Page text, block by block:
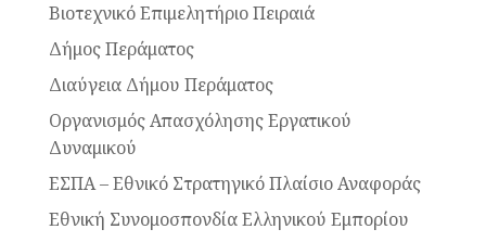
Βιοτεχνικό Επιμελητήριο Πειραιά
Δήμος Περάματος
Διαύγεια Δήμου Περάματος
Οργανισμός Απασχόλησης Εργατικού
Δυναμικού
ΕΣΠΑ – Εθνικό Στρατηγικό Πλαίσιο Αναφοράς
Εθνική Συνομοσπονδία Ελληνικού Εμπορίου